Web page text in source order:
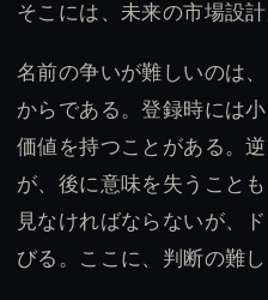
そこには、未来の市場設計
名前の争いが難しいのは
からである。登録時には
価値を持つことがある。
が、後に意味を失うこと
見なければならないが、
びる。ここに、判断の難し